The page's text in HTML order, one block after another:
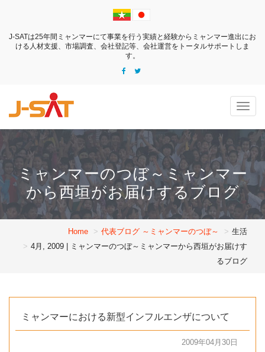
J-SATは25年間ミャンマーにて事業を行う実績と経験からミャンマー進出にお
ける 人材支援、市場調査、会社登記等、会社運営をトータルサポートしま
す。
ミャンマーのつぼ～ミャンマー
から西垣がお届けするブログ
Home 代表ブログ ～ミャンマーのつぼ～
生活
4月, 2009 | ミャンマーのつぼ～ミャンマーから西垣がお届けす
るブログ
ミャンマーにおける新型インフルエンザについて
2009年04月30日